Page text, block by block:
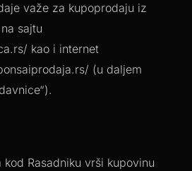
važe za kupoprodaju iz
sajtu
kao i internet
(u daljem
Rasadniku vrši kupovinu